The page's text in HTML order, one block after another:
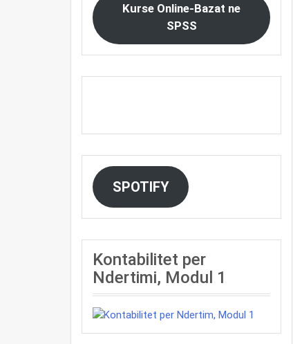
Kurse Online-Bazat ne
SPSS
SPOTIFY
Kontabilitet per
Ndertimi, Modul 1